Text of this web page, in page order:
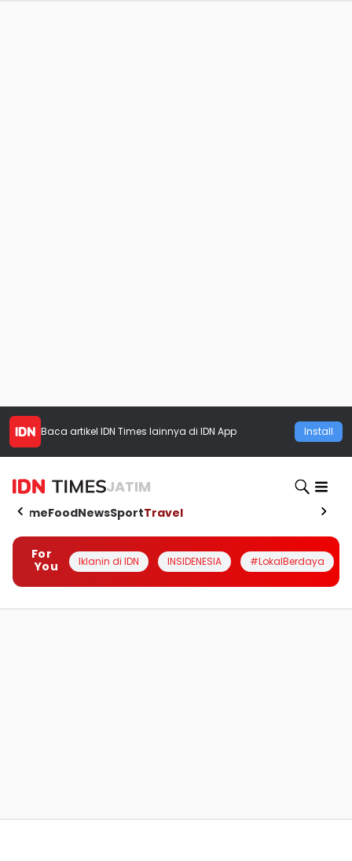
Baca artikel IDN Times lainnya di IDN App Install
JATIM
HomeFoodNewsSportTravel
For
You
Iklanin di IDN INSIDENESIA #LokalBerdaya